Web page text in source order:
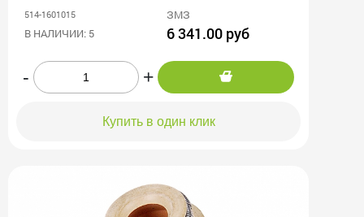
514-1601015
ЗМЗ
В НАЛИЧИИ: 5
6 341.00 руб
- +
Купить в один клик